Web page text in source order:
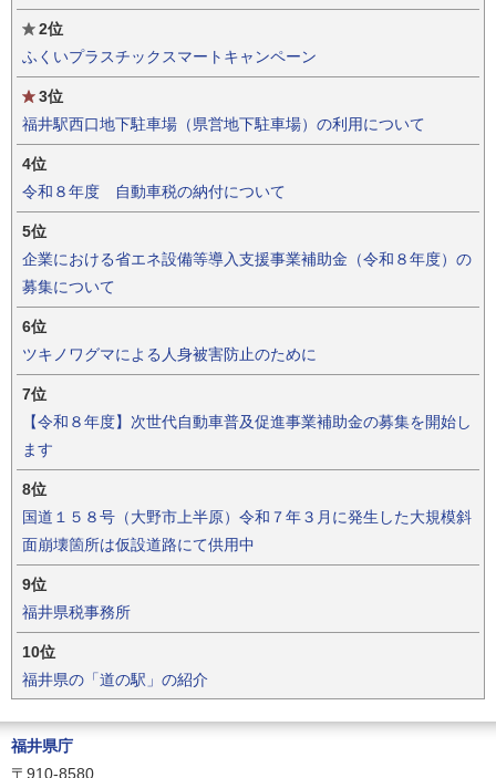
2位
ふくいプラスチックスマートキャンペーン
3位
福井駅西口地下駐車場（県営地下駐車場）の利用について
4位
令和８年度 自動車税の納付について
5位
企業における省エネ設備等導入支援事業補助金（令和８年度）の
募集について
6位
ツキノワグマによる人身被害防止のために
7位
【令和８年度】次世代自動車普及促進事業補助金の募集を開始し
ます
8位
国道１５８号（大野市上半原）令和７年３月に発生した大規模斜
面崩壊箇所は仮設道路にて供用中
9位
福井県税事務所
10位
福井県の「道の駅」の紹介
福井県庁
〒910-8580